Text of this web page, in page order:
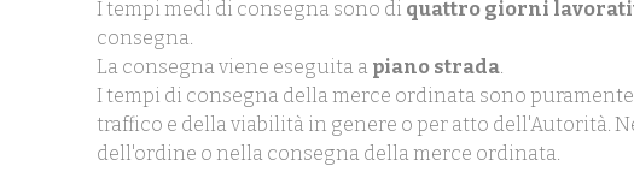
I tempi medi di consegna sono di quattro giorni
consegna.
La consegna viene eseguita a piano strada.
I tempi di consegna della merce ordinata sono
traffico e della viabilità in genere o per atto dell'Autorità.
dell'ordine o nella consegna della merce ordinata.